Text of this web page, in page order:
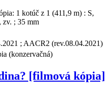
1 kotúč z 1 (411,9 m) : S,
zv. ; 35 mm
; AACR2 (rev.08.04.2021)
(konzervačná)
[filmová kópia]